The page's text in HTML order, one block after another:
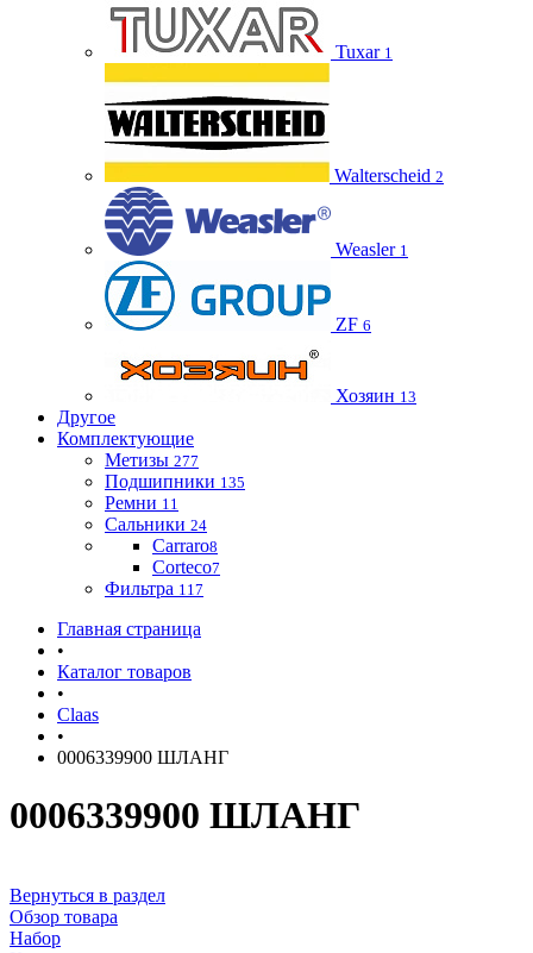
Tuxar 1
Walterscheid 2
Weasler 1
ZF 6
Хозяин 13
Другое
Комплектующие
Метизы 277
Подшипники 135
Ремни 11
Сальники 24
Carraro8
Corteco7
Фильтра 117
Главная страница
•
Каталог товаров
•
Claas
•
0006339900 ШЛАНГ
0006339900 ШЛАНГ
Вернуться в раздел
Обзор товара
Набор